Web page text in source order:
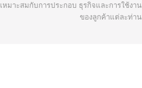
เหมาะสมกับการประกอบ ธุรกิจและการใช้งาน
ของลูกค้าแต่ละท่าน